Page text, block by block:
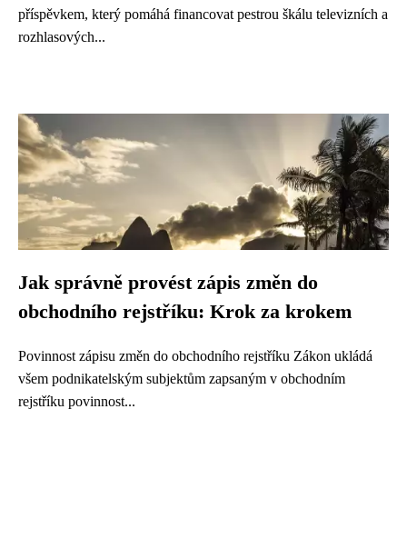
příspěvkem, který pomáhá financovat pestrou škálu televizních a
rozhlasových...
Jak správně provést zápis změn do
obchodního rejstříku: Krok za krokem
Povinnost zápisu změn do obchodního rejstříku Zákon ukládá
všem podnikatelským subjektům zapsaným v obchodním
rejstříku povinnost...